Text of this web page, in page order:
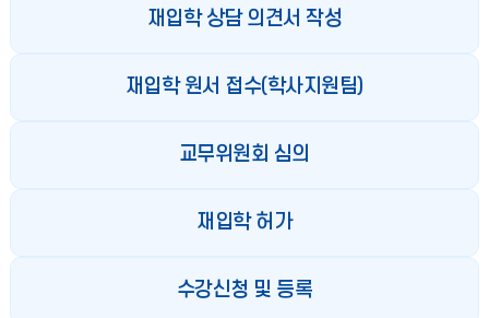
재입학 상담 의견서 작성
재입학 원서 접수(학사지원팀)
교무위원회 심의
재입학 허가
수강신청 및 등록